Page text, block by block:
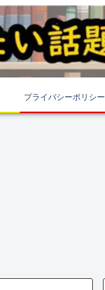
プライバシーポリシー